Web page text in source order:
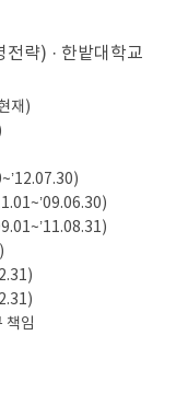
략) · 한밭대학교
재)
책임